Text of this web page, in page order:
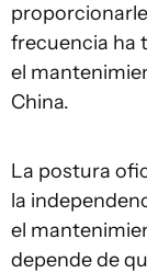
frecuencia ha
el
China.
La postura
la
el
depende de